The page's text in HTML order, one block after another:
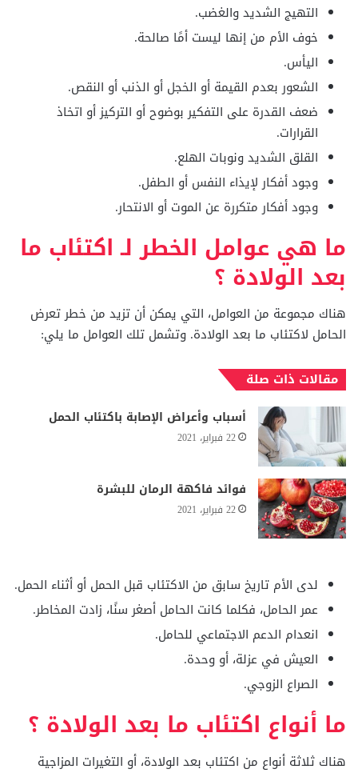
التهيج الشديد والغضب.
خوف الأم من إنها ليست أمًا صالحة.
اليأس.
الشعور بعدم القيمة أو الخجل أو الذنب أو النقص.
ضعف القدرة على التفكير بوضوح أو التركيز أو اتخاذ
القرارات.
القلق الشديد ونوبات الهلع.
وجود أفكار لإيذاء النفس أو الطفل.
وجود أفكار متكررة عن الموت أو الانتحار.
ما هي عوامل الخطر لـ اكتئاب ما
بعد الولادة ؟
هناك مجموعة من العوامل، التي يمكن أن تزيد من خطر تعرض
الحامل لاكتئاب ما بعد الولادة. وتشمل تلك العوامل ما يلي:
مقالات ذات صلة
أسباب وأعراض الإصابة باكتئاب الحمل
22 فبراير، 2021
فوائد فاكهة الرمان للبشرة
22 فبراير، 2021
لدى الأم تاريخ سابق من الاكتئاب قبل الحمل أو أثناء الحمل.
عمر الحامل، فكلما كانت الحامل أصغر سنًا، زادت المخاطر.
انعدام الدعم الاجتماعي للحامل.
العيش في عزلة، أو وحدة.
الصراع الزوجي.
ما أنواع اكتئاب ما بعد الولادة ؟
هناك ثلاثة أنواع من اكتئاب بعد الولادة، أو التغيرات المزاجية